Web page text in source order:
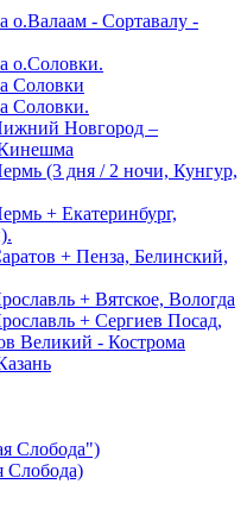
о.Валаам - Сортавалу -
о.Соловки.
Соловки
Соловки.
Новгород –
(3 дня / 2 ночи, Кунгур,
+ Екатеринбург,
+ Пенза, Белинский,
+ Вятское, Вологда
+ Сергиев Посад,
Великий - Кострома
Слобода")
Слобода)